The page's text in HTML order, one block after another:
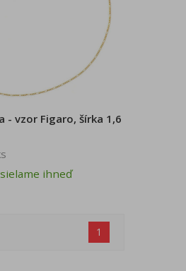
- vzor Figaro, šírka 1,6
ihneď
1